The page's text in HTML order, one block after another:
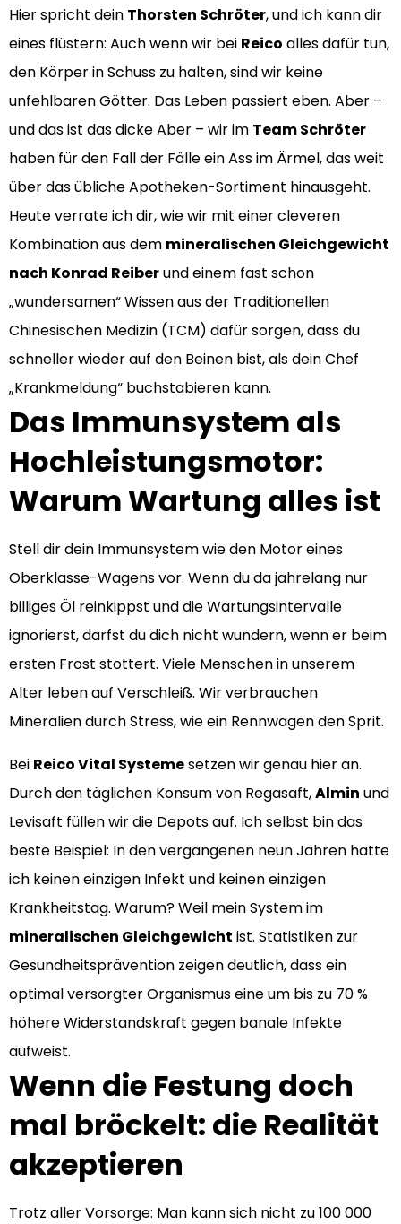
Hier spricht dein Thorsten Schröter, und ich kann dir
eines flüstern: Auch wenn wir bei Reico alles dafür tun,
den Körper in Schuss zu halten, sind wir keine
unfehlbaren Götter. Das Leben passiert eben. Aber –
und das ist das dicke Aber – wir im Team Schröter
haben für den Fall der Fälle ein Ass im Ärmel, das weit
über das übliche Apotheken-Sortiment hinausgeht.
Heute verrate ich dir, wie wir mit einer cleveren
Kombination aus dem mineralischen Gleichgewicht
nach Konrad Reiberund einem fast schon
„wundersamen“ Wissen aus der Traditionellen
Chinesischen Medizin (TCM) dafür sorgen, dass du
schneller wieder auf den Beinen bist, als dein Chef
„Krankmeldung“ buchstabieren kann.
Das Immunsystem als
Hochleistungsmotor:
Warum Wartung alles ist
Stell dir dein Immunsystem wie den Motor eines
Oberklasse-Wagens vor. Wenn du da jahrelang nur
billiges Öl reinkippst und die Wartungsintervalle
ignorierst, darfst du dich nicht wundern, wenn er beim
ersten Frost stottert. Viele Menschen in unserem
Alter leben auf Verschleiß. Wir verbrauchen
Mineralien durch Stress, wie ein Rennwagen den Sprit.
Bei Reico Vital Systemesetzen wir genau hier an.
Durch den täglichen Konsum von Regasaft,Almin und
Levisaft füllen wir die Depots auf. Ich selbst bin das
beste Beispiel: In den vergangenen neun Jahren hatte
ich keinen einzigen Infekt und keinen einzigen
Krankheitstag. Warum? Weil mein System im
mineralischen Gleichgewicht ist. Statistiken zur
Gesundheitsprävention zeigen deutlich, dass ein
optimal versorgter Organismus eine um bis zu 70 %
höhere Widerstandskraft gegen banale Infekte
aufweist.
Wenn die Festung doch
mal bröckelt: die Realität
akzeptieren
Trotz aller Vorsorge: Man kann sich nicht zu 100 000